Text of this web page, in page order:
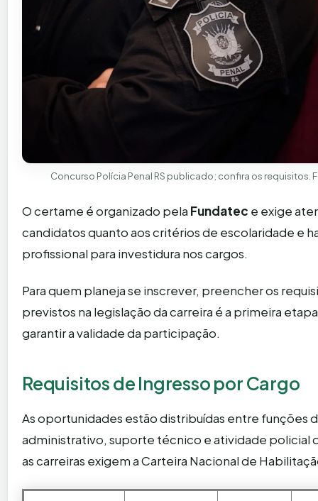
Concurso Polícia Penal RS publicado; confira os requisitos.
O certame é organizado pela Fundatec e exige
candidatos quanto aos critérios de escolaridade e
profissional para investidura nos cargos.
Para quem planeja se inscrever, preencher os
previstos na legislação da carreira é a primeira
garantir a validade da participação.
Requisitos de Ingresso por Cargo
As oportunidades estão distribuídas entre funções
administrativo, suporte técnico e atividade policial
as carreiras exigem a Carteira Nacional de